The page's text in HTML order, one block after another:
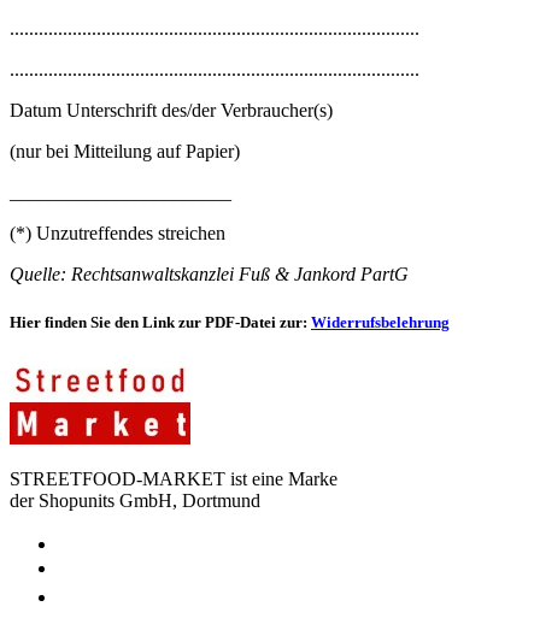
.....................................................................................
.....................................................................................
Datum Unterschrift des/der Verbraucher(s)
(nur bei Mitteilung auf Papier)
(*) Unzutreffendes streichen
Quelle: Rechtsanwaltskanzlei Fuß & Jankord PartG
Hier finden Sie den Link zur PDF-Datei zur: Widerrufsbelehrung
STREETFOOD-MARKET ist eine Marke
der Shopunits GmbH, Dortmund